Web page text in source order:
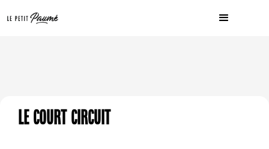
Le Court Circuit